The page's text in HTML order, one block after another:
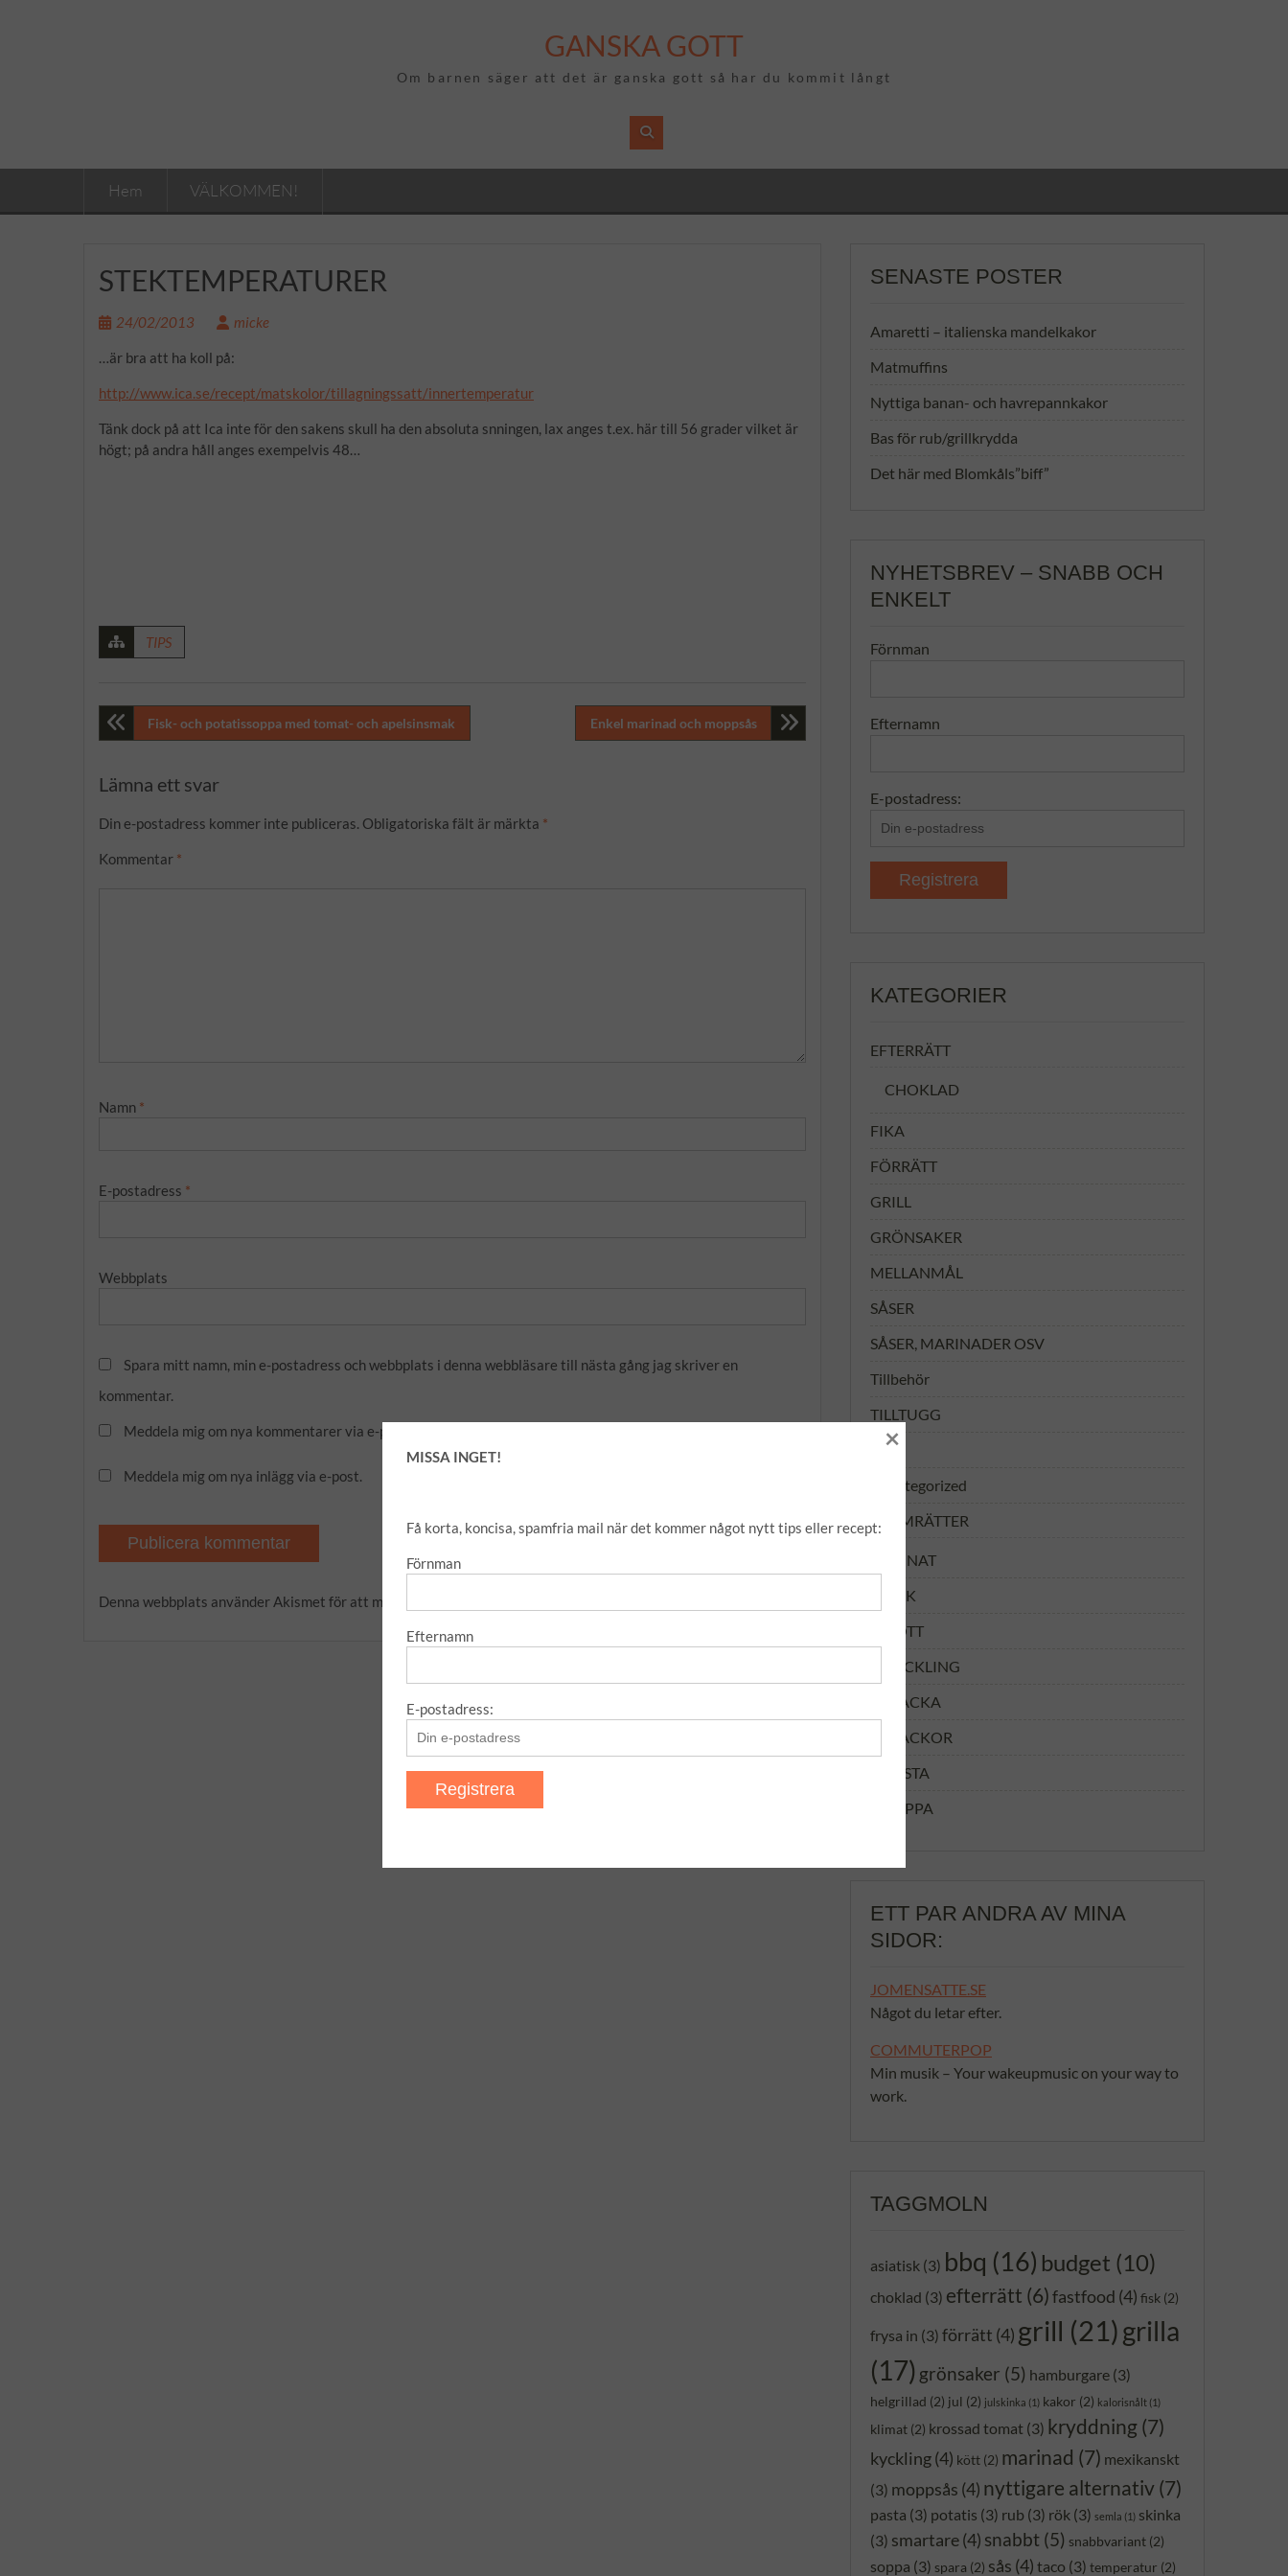
GANSKA GOTT
Om barnen säger att det är ganska gott så har du kommit långt
Hem VÄLKOMMEN!
STEKTEMPERATURER
24/02/2013 micke
…är bra att ha koll på:
http://www.ica.se/recept/matskolor/tillagningssatt/innertemperatur
Tänk dock på att Ica inte för den sakens skull ha den absoluta snningen, lax anges t.ex. här till 56 grader vilket är
högt; på andra håll anges exempelvis 48…
TIPS
Inläggsnavigering
Fisk- och potatissoppa med tomat- och apelsinsmak Enkel marinad och moppsås
Lämna ett svar
Din e-postadress kommer inte publiceras. Obligatoriska fält är märkta *
Kommentar *
Namn *
E-postadress *
Webbplats
Spara mitt namn, min e-postadress och webbplats i denna webbläsare till nästa gång jag skriver en
kommentar.
Meddela mig om nya kommentarer via e-post.
Meddela mig om nya inlägg via e-post.
Denna webbplats använder Akismet för att minska skräppost.
SENASTE POSTER
Amaretti – italienska mandelkakor
Matmuffins
Nyttiga banan- och havrepannkakor
Bas för rub/grillkrydda
Det här med Blomkåls”biff”
NYHETSBREV – SNABB OCH
ENKELT
Förnman
Efternamn
E-postadress:
KATEGORIER
EFTERRÄTT
CHOKLAD
FIKA
FÖRRÄTT
GRILL
GRÖNSAKER
MELLANMÅL
SÅSER
SÅSER, MARINADER OSV
Tillbehör
TILLTUGG
TIPS
Uncategorized
VARMRÄTTER
ANNAT
FISK
KÖTT
KYCKLING
MACKA
MACKOR
PASTA
SOPPA
ETT PAR ANDRA AV MINA
SIDOR:
JOMENSATTE.SE
Något du letar efter.
COMMUTERPOP
Min musik – Your wakeupmusic on your way to
work.
TAGGMOLN
asiatisk (3) bbq (16) budget (10)
choklad (3) efterrätt (6)fastfood (4) fisk (2)
frysa in (3) förrätt (4) grill (21)grilla
(17) grönsaker (5) hamburgare (3)
helgrillad (2) jul (2) julskinka (1) kakor (2) kalorisnålt (1)
klimat (2) krossad tomat (3) kryddning(7)
kyckling(4) kött (2) marinad (7) mexikanskt
(3) moppsås (4) nyttigare alternativ(7)
pasta (3) potatis (3) rub (3) rök (3) semla (1) skinka
(3) smartare(4) snabbt (5) snabbvariant (2)
soppa (3) spara (2) sås (4) taco (3) temperatur (2)
MISSA INGET!
Få korta, koncisa, spamfria mail när det kommer något nytt tips eller recept:
Förnman
Efternamn
E-postadress:
×